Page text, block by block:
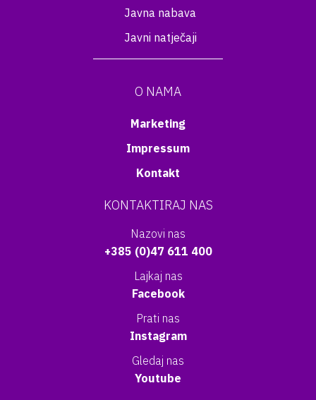
Javna nabava
Javni natječaji
O NAMA
Marketing
Impressum
Kontakt
KONTAKTIRAJ NAS
Nazovi nas
+385 (0)47 611 400
Lajkaj nas
Facebook
Prati nas
Instagram
Gledaj nas
Youtube